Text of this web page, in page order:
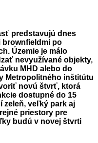
predstavujú dnes
brownfieldmi po
Územie je málo
nevyužívané objekty,
MHD alebo do
Metropolitného inštitútu
novú štvrť, ktorá
dostupné do 15
zeleň, veľký park aj
priestory pre
budú v novej štvrti